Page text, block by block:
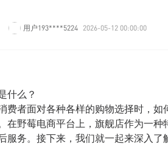
用户193****5224 2026-05-12 00:00:00
什么？
费者面对各种各样的购物选择时，
在野莓电商平台上，旗舰店作为一
服务。接下来，我们就一起来深入